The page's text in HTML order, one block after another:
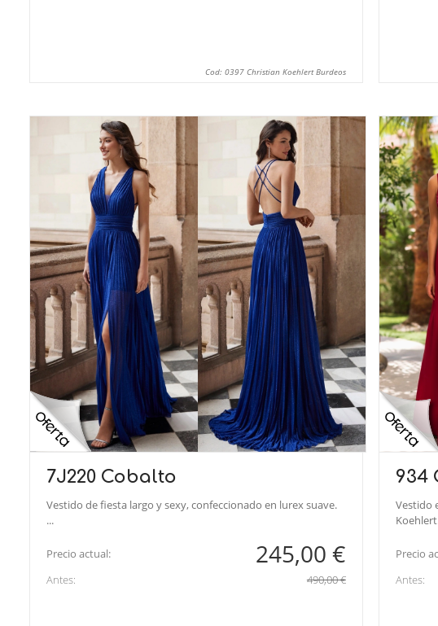
Cod: 0397 Christian Koehlert Burdeos
7J220 Cobalto
Vestido de fiesta largo y sexy, confeccionado en lurex suave.
...
Precio actual: 245,00 €
Antes: 490,00 €
934
Vestido
Precio
Antes: